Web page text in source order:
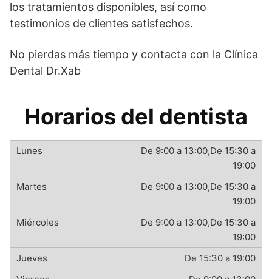
los tratamientos disponibles, así como
testimonios de clientes satisfechos.
No pierdas más tiempo y contacta con la Clínica
Dental Dr.Xab
Horarios del dentista
De 9:00 a 13:00,De 15:30 a
19:00
De 9:00 a 13:00,De 15:30 a
19:00
De 9:00 a 13:00,De 15:30 a
19:00
De 15:30 a 19:00